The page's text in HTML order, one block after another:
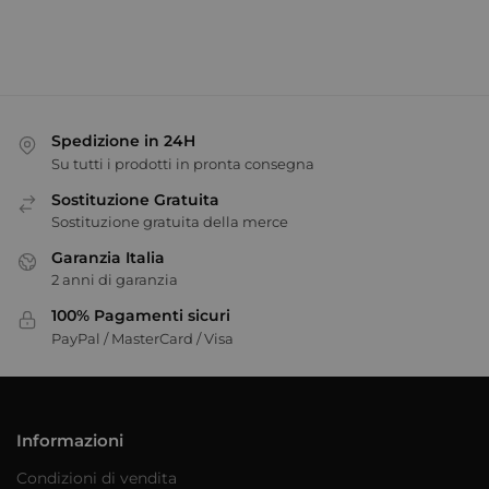
Spedizione in 24H
Su tutti i prodotti in pronta consegna
Sostituzione Gratuita
Sostituzione gratuita della merce
Garanzia Italia
2 anni di garanzia
100% Pagamenti sicuri
PayPal / MasterCard / Visa
Informazioni
Condizioni di vendita